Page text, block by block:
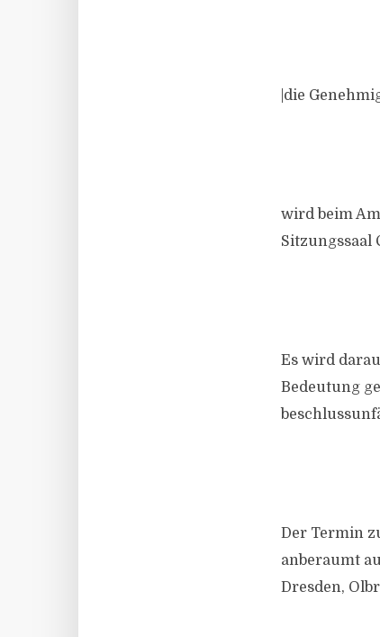
|die
wird beim
Sitzungssaal
Es wird
Bedeutung
Der Termin
anberaumt
Dresden,